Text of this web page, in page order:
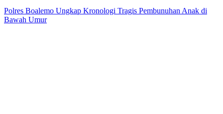
Polres Boalemo Ungkap Kronologi Tragis Pembunuhan Anak di
Bawah Umur